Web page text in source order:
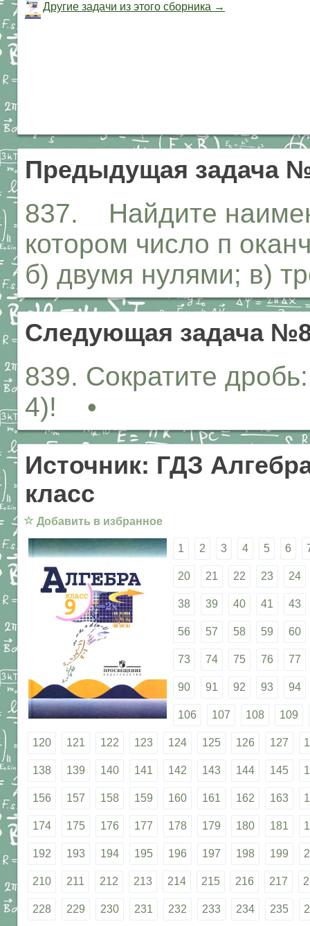
Другие задачи из этого сборника →
Предыдущая задача
837. Найдите
котором число п
б) двумя нулями; в)
Следующая задача
839. Сократите
4)! •
Источник: ГДЗ
класс
☆ Добавить в избранное
1 2 3 4 5 6
20 21 22 23 24
38 39 40 41 43
56 57 58 59 60
73 74 75 76 77
90 91 92 93 94
106 107 108 109
120 121 122 123 124 125 126 127
138 139 140 141 142 143 144 145
156 157 158 159 160 161 162 163
174 175 176 177 178 179 180 181
192 193 194 195 196 197 198 199
210 211 212 213 214 215 216 217
228 229 230 231 232 233 234 235